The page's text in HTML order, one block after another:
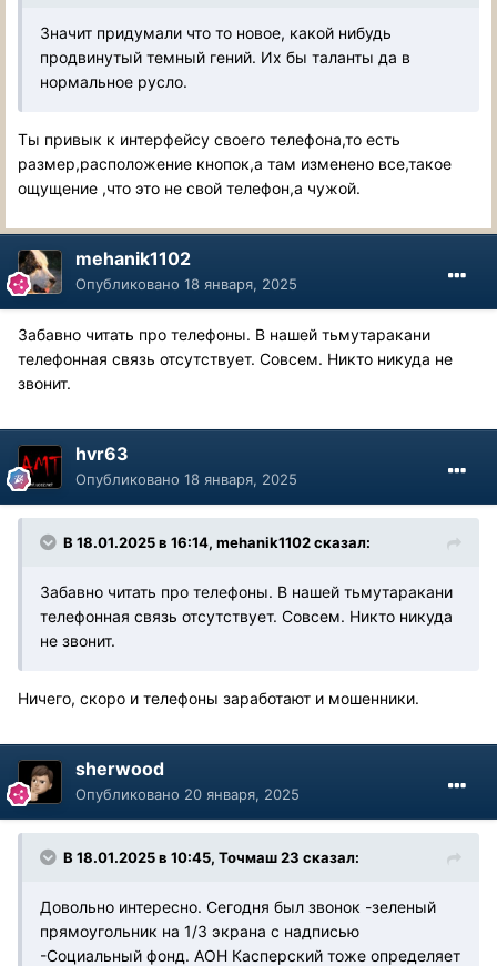
Значит придумали что то новое, какой нибудь
продвинутый темный гений. Их бы таланты да в
нормальное русло.
Ты привык к интерфейсу своего телефона,то есть
размер,расположение кнопок,а там изменено все,такое
ощущение ,что это не свой телефон,а чужой.
mehanik1102
Опубликовано 18 января, 2025
Забавно читать про телефоны. В нашей тьмутаракани
телефонная связь отсутствует. Совсем. Никто никуда не
звонит.
hvr63
Опубликовано 18 января, 2025
В 18.01.2025 в 16:14, mehanik1102сказал:
Забавно читать про телефоны. В нашей тьмутаракани
телефонная связь отсутствует. Совсем. Никто никуда
не звонит.
Ничего, скоро и телефоны заработают и мошенники.
sherwood
Опубликовано 20 января, 2025
В 18.01.2025 в 10:45, Точмаш 23 сказал:
Довольно интересно. Сегодня был звонок -зеленый
прямоугольник на 1/3 экрана с надписью
-Социальный фонд. АОН Касперский тоже определяет